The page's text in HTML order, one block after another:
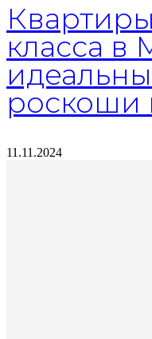
класса в
роскоши
11.11.2024